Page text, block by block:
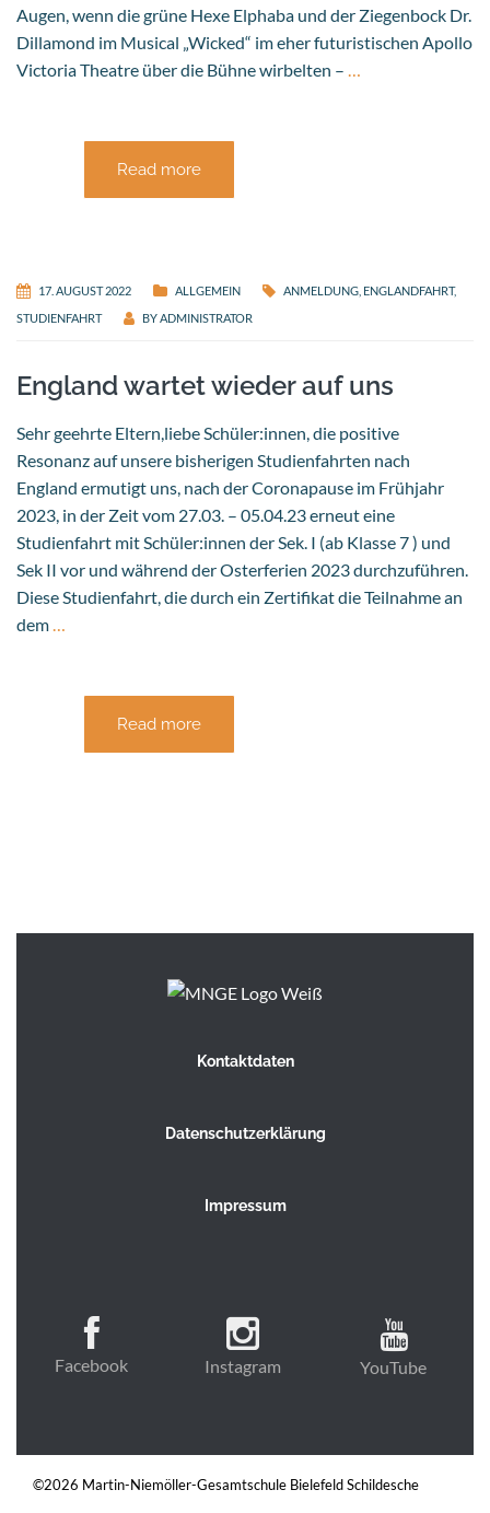
Augen, wenn die grüne Hexe Elphaba und der Ziegenbock Dr.
Dillamond im Musical „Wicked“ im eher futuristischen Apollo
Victoria Theatre über die Bühne wirbelten – …
Read more
17. AUGUST 2022 ALLGEMEIN ANMELDUNG ENGLANDFAHRT,
STUDIENFAHRT
BYADMINISTRATOR
England wartet wieder auf uns
Sehr geehrte Eltern,liebe Schüler:innen, die positive
Resonanz auf unsere bisherigen Studienfahrten nach
England ermutigt uns, nach der Coronapause im Frühjahr
2023, in der Zeit vom 27.03. – 05.04.23 erneut eine
Studienfahrt mit Schüler:innen der Sek. I (ab Klasse 7 ) und
Sek II vor und während der Osterferien 2023 durchzuführen.
Diese Studienfahrt, die durch ein Zertifikat die Teilnahme an
dem…
Read more
Kontaktdaten
Datenschutzerklärung
Impressum
Facebook Instagram YouTube
©2026 Martin-Niemöller-Gesamtschule Bielefeld Schildesche